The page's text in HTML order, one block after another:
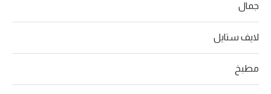
جمال
لايف ستايل
مطبخ